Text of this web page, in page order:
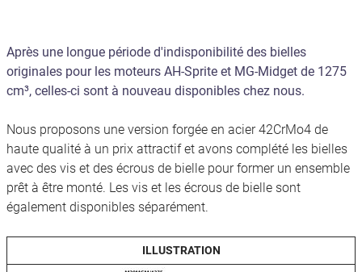
Après une longue période d'indisponibilité des bielles
originales pour les moteurs AH-Sprite et MG-Midget de 1275
cm³, celles-ci sont à nouveau disponibles chez nous.
Nous proposons une version forgée en acier 42CrMo4 de
haute qualité à un prix attractif et avons complété les bielles
avec des vis et des écrous de bielle pour former un ensemble
prêt à être monté. Les vis et les écrous de bielle sont
également disponibles séparément.
ILLUSTRATION